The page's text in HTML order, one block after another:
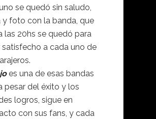
se quedó sin saludo,
y foto con la banda, que
las 20hs se quedó para
satisfecho a cada uno de
es una de esas bandas
pesar del éxito y los
logros, sigue en
con sus fans, y cada